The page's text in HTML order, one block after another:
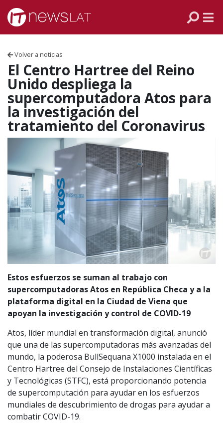
Skip to content
Volver a noticias
El Centro Hartree del Reino
Unido despliega la
supercomputadora Atos para
la investigación del
tratamiento del Coronavirus
Estos esfuerzos se suman al trabajo con
supercomputadoras Atos en República Checa y a la
plataforma digital en la Ciudad de Viena que
apoyan la investigación y control de COVID-19
Atos, líder mundial en transformación digital, anunció
que una de las supercomputadoras más avanzadas del
mundo, la poderosa BullSequana X1000 instalada en el
Centro Hartree del Consejo de Instalaciones Científicas
y Tecnológicas (STFC), está proporcionando potencia
de supercomputación para ayudar en los esfuerzos
mundiales de descubrimiento de drogas para ayudar a
combatir COVID-19.
VENEZUELA
ECUADOR
PERÚ
CHILE
ARGENTINA
MÉXICO